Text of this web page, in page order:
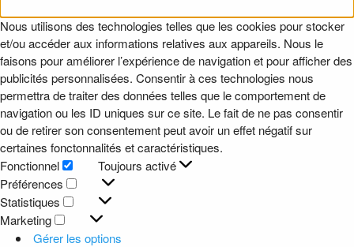
Nous utilisons des technologies telles que les cookies pour stocker
et/ou accéder aux informations relatives aux appareils. Nous le
faisons pour améliorer l’expérience de navigation et pour afficher des
publicités personnalisées. Consentir à ces technologies nous
permettra de traiter des données telles que le comportement de
navigation ou les ID uniques sur ce site. Le fait de ne pas consentir
ou de retirer son consentement peut avoir un effet négatif sur
certaines fonctonnalités et caractéristiques.
Fonctionnel
Fonctionnel
Toujours activé
Préférences
Préférences
Statistiques
Statistiques
Marketing
Marketing
Gérer les options